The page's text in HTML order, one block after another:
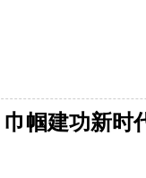
帼建功新时